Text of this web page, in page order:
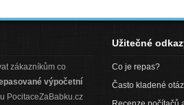
zákazníkům co
výpočetní
PocitaceZaBabku.cz
Užitečné
Co je repas?
Často kladené